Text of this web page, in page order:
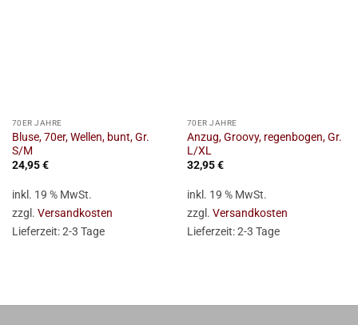
70ER JAHRE
Bluse, 70er, Wellen, bunt, Gr.
S/M
24,95€
inkl. 19 % MwSt.
zzgl. Versandkosten
Lieferzeit:2-3 Tage
70ER JAHRE
Anzug, Groovy, regenbogen, Gr.
L/XL
32,95€
inkl. 19 % MwSt.
zzgl. Versandkosten
Lieferzeit:2-3 Tage